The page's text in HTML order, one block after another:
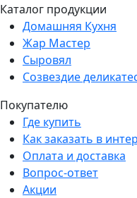
Каталог продукции
Домашняя Кухня
Жар Мастер
Сыровял
Созвездие
Покупателю
Где купить
Как заказать в
Оплата и доставка
Вопрос-ответ
Акции